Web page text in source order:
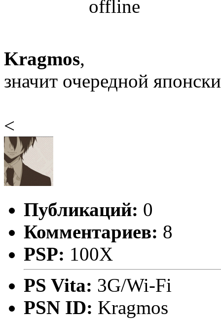
Kragmos,
значит очередной
<
Публикаций: 0
Комментариев: 8
PSP: 100X
PS Vita: 3G/Wi-Fi
PSN ID: Kragmos